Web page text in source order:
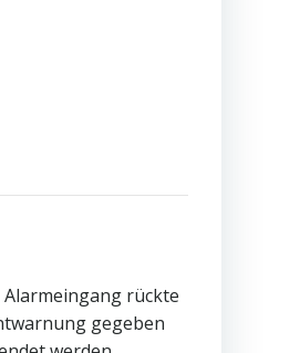
rückte
gegeben